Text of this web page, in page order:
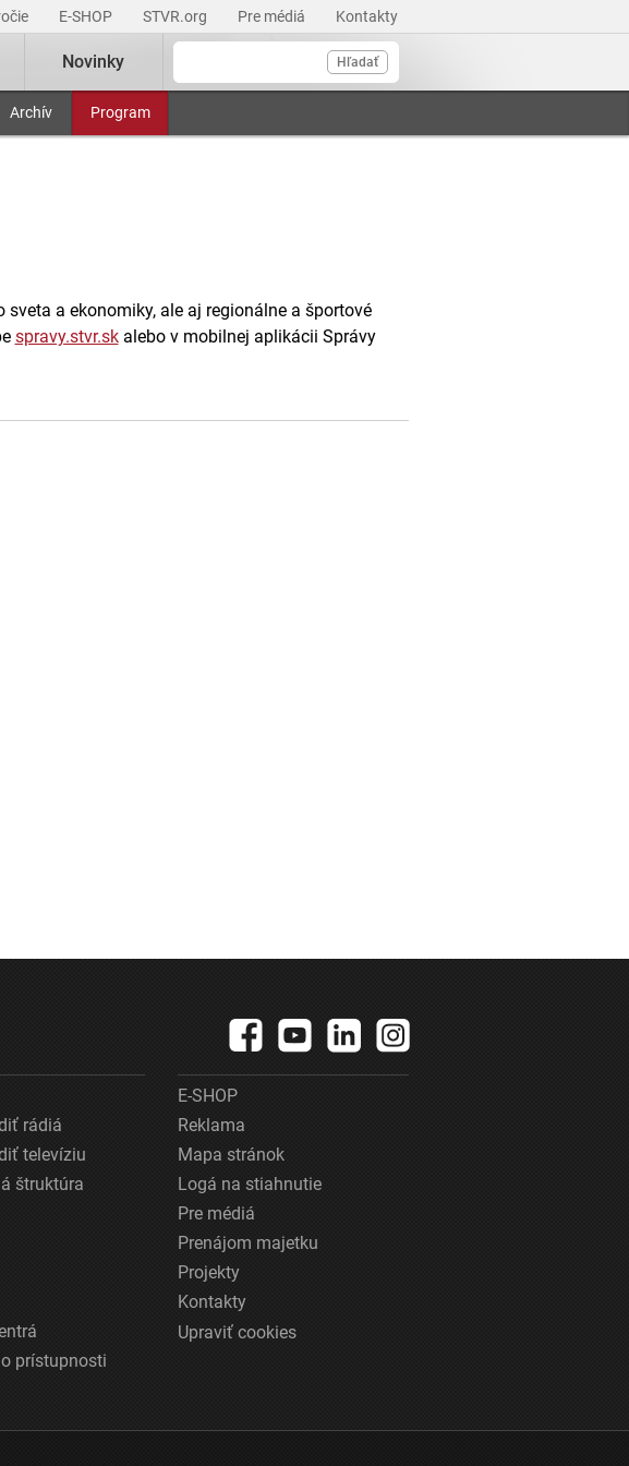
E-SHOP STVR.org Pre médiá Kontakty
Hľadať
Archív Program
Novinky
a ekonomiky, ale aj regionálne a športové
spravy.stvr.skalebo v mobilnej aplikácii Správy
rádiá
televíziu
štruktúra
prístupnosti
E-SHOP
Reklama
Mapa stránok
Logá na stiahnutie
Pre médiá
Prenájom majetku
Projekty
Kontakty
Upraviť cookies